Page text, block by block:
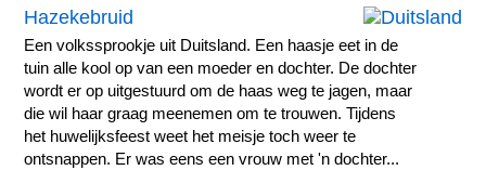
Hazekebruid
Een volkssprookje uit Duitsland. Een haasje eet in de
tuin alle kool op van een moeder en dochter. De dochter
wordt er op uitgestuurd om de haas weg te jagen, maar
die wil haar graag meenemen om te trouwen. Tijdens
het huwelijksfeest weet het meisje toch weer te
ontsnappen. Er was eens een vrouw met 'n dochter...